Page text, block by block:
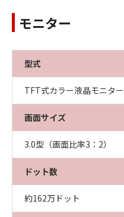
モニター
型式
TFT式カラー液晶モニター
画面サイズ
3.0型（画面比率3：2）
ドット数
約162万ドット